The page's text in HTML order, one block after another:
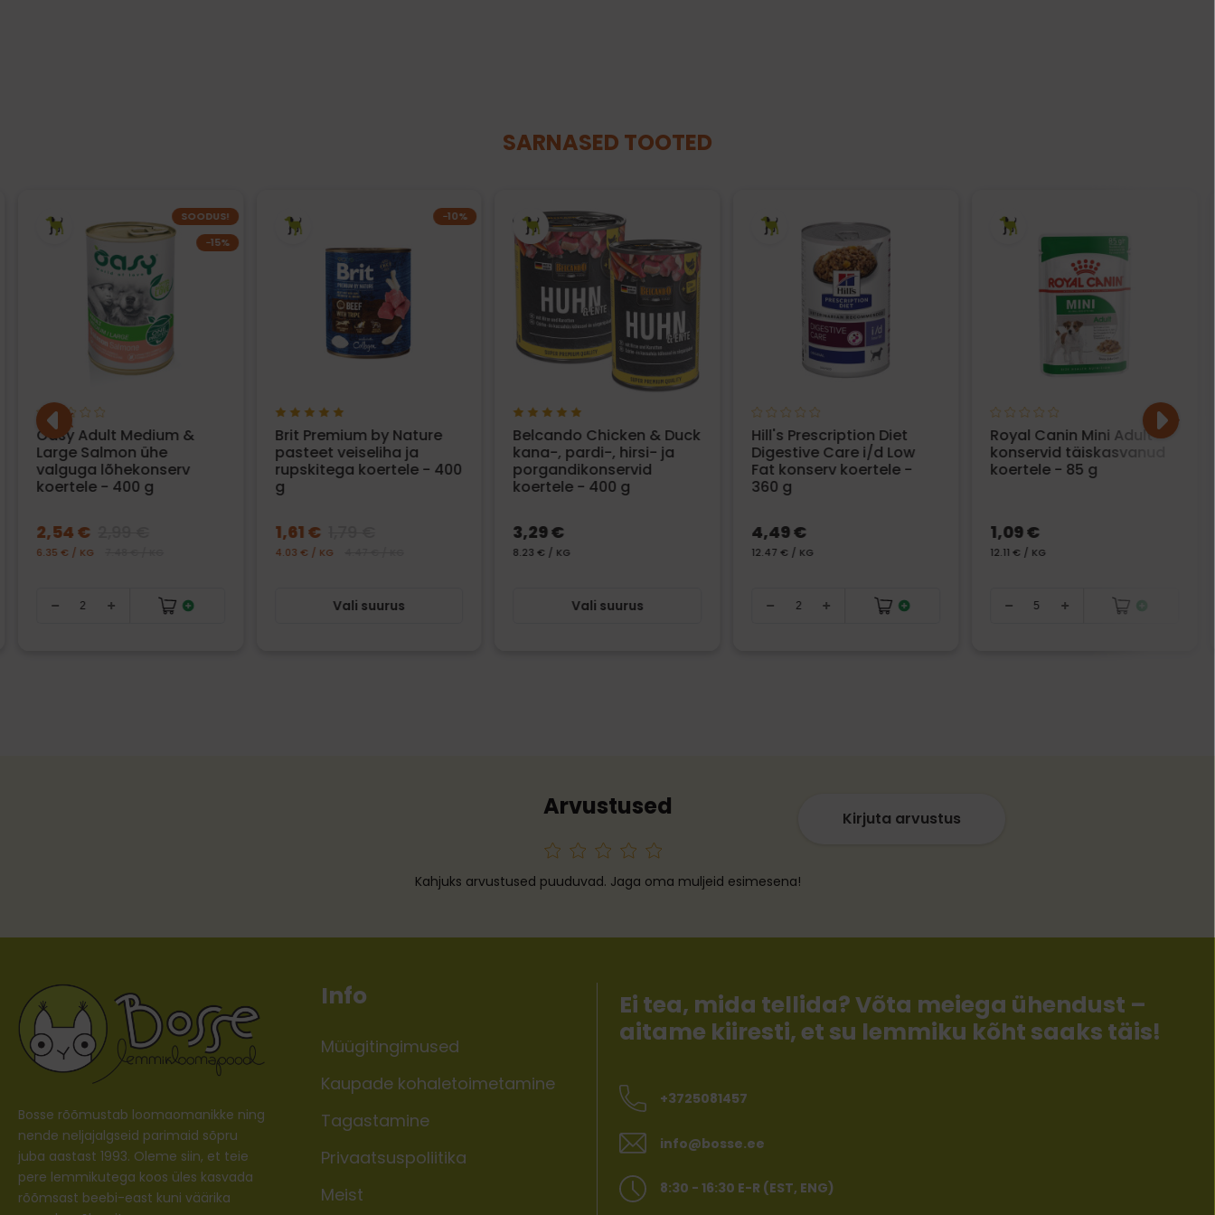
SARNASED TOOTED
SOODUS!
−15%
Oasy Adult Medium &
Large Salmon ühe
valguga lõhekonserv
koertele - 400 g
2,54 €
6.35 € / KG
−10%
Brit Premium by Nature
pasteet veiseliha ja
rupskitega koertele - 400
g
1,61 €
4.03 € / KG
Vali suurus
Belcando Chicken & Duck
kana-, pardi-, hirsi- ja
porgandikonservid
koertele - 400 g
3,29 €
8.23 € / KG
Vali suurus
Hill's Prescription Diet
Digestive Care i/d Low
Fat konserv koertele -
360 g
4,49 €
12.47 € / KG
Royal Canin Mini Adult
konservid täiskasvanud
koertele - 85 g
1,09 €
12.11 € / KG
Arvustused Kirjuta arvustus
Kahjuks arvustused puuduvad. Jaga oma muljeid esimesena!
Bosse rõõmustab loomaomanikke ning
nende neljajalgseid parimaid sõpru
juba aastast 1993. Oleme siin, et teie
pere lemmikutega koos üles kasvada
rõõmsast beebi-east kuni väärika
Info
Müügitingimused
Kaupade kohaletoimetamine
Tagastamine
Privaatsuspoliitika
Meist
Ei tea, mida tellida? Võta meiega ühendust –
aitame kiiresti, et su lemmiku kõht saaks täis!
+3725081457
info@bosse.ee
8:30 - 16:30 E-R (EST, ENG)